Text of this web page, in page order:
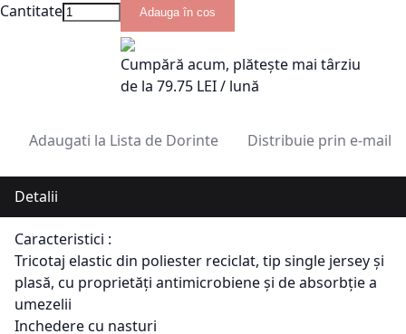
Cantitate Adauga în cos
Cumpără acum, plătește mai târziu
de la 79.75 LEI / lună
Adaugati la Lista de Dorinte Distribuie prin e-mail
Detalii
Caracteristici :
Tricotaj elastic din poliester reciclat, tip single jersey și
plasă, cu proprietăți antimicrobiene și de absorbție a
umezelii
Inchedere cu nasturi